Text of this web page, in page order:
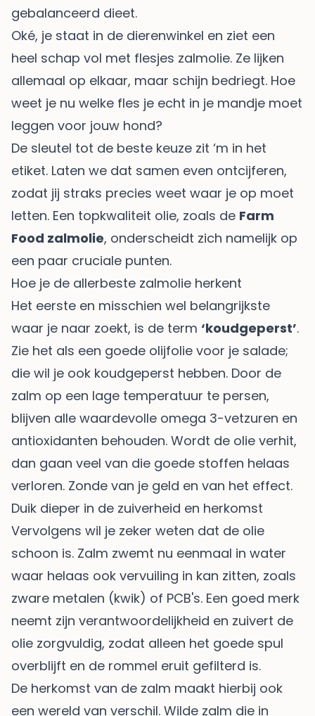
gebalanceerd dieet.
Oké, je staat in de dierenwinkel en ziet een
heel schap vol met flesjes zalmolie. Ze lijken
allemaal op elkaar, maar schijn bedriegt. Hoe
weet je nu welke fles je echt in je mandje moet
leggen voor jouw hond?
De sleutel tot de beste keuze zit ‘m in het
etiket. Laten we dat samen even ontcijferen,
zodat jij straks precies weet waar je op moet
letten. Een topkwaliteit olie, zoals de Farm
Food zalmolie, onderscheidt zich namelijk op
een paar cruciale punten.
Hoe je de allerbeste zalmolie herkent
Het eerste en misschien wel belangrijkste
waar je naar zoekt, is de term ‘koudgeperst’.
Zie het als een goede olijfolie voor je salade;
die wil je ook koudgeperst hebben. Door de
zalm op een lage temperatuur te persen,
blijven alle waardevolle omega 3-vetzuren en
antioxidanten behouden. Wordt de olie verhit,
dan gaan veel van die goede stoffen helaas
verloren. Zonde van je geld en van het effect.
Duik dieper in de zuiverheid en herkomst
Vervolgens wil je zeker weten dat de olie
schoon is. Zalm zwemt nu eenmaal in water
waar helaas ook vervuiling in kan zitten, zoals
zware metalen (kwik) of PCB's. Een goed merk
neemt zijn verantwoordelijkheid en zuivert de
olie zorgvuldig, zodat alleen het goede spul
overblijft en de rommel eruit gefilterd is.
De herkomst van de zalm maakt hierbij ook
een wereld van verschil. Wilde zalm die in